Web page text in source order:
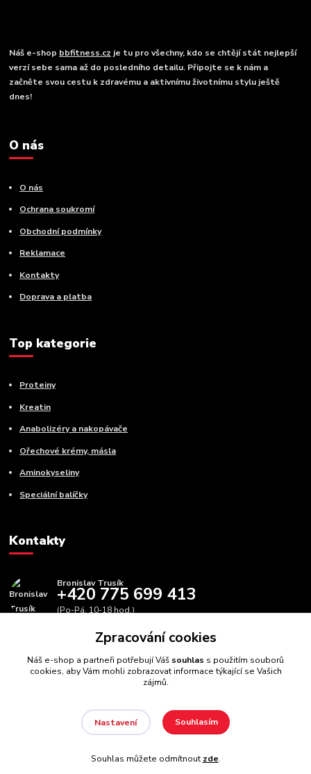
Náš e-shop bbfitness.cz je tu pro všechny, kdo se chtějí stát nejlepší
verzí sebe sama až do posledního detailu. Připojte se k nám a
začněte svou cestu k zdravému a aktivnímu životnímu stylu ještě
dnes!
O nás
O nás
Ochrana soukromí
Obchodní podmínky
Reklamace
Kontakty
Doprava a platba
Top kategorie
Proteiny
Kreatin
Anabolizéry a nakopávače
Ořechové krémy, másla
Aminokyseliny
Speciální balíčky
Kontakty
Bronislav Trusík
+420 775 699 413
(Po-Pá, 10-18 hod.)
info@bbfitness.cz
BBfintess.cz -Fitness doplňky a zdravá výživa//Webdesign
Vytvořeno na
Eshop-rychle.cz
Zpracování cookies
Náš e-shop a partneři potřebují Váš souhlas s použitím souborů
cookies, aby Vám mohli zobrazovat informace týkající se Vašich
zájmů.
Nastavení Souhlasím
Souhlas můžete odmítnout zde.